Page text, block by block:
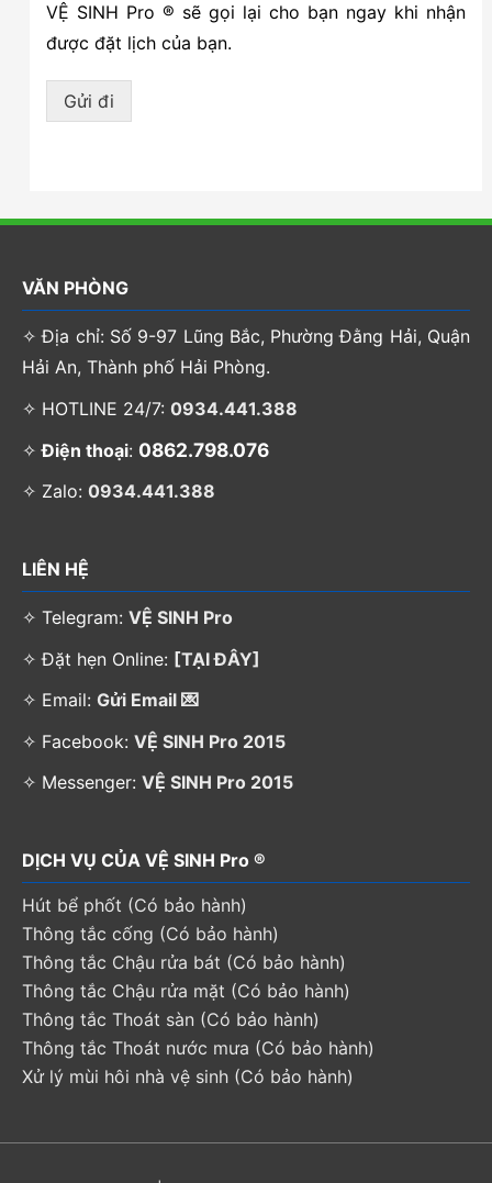
VỆ SINH Pro ® sẽ gọi lại cho bạn ngay khi nhận
được đặt lịch của bạn.
Gửi đi
VĂN PHÒNG
✧ Địa chỉ: Số 9-97 Lũng Bắc, Phường Đằng Hải, Quận
Hải An, Thành phố Hải Phòng.
✧ HOTLINE 24/7: 0934.441.388
✧Điện thoại: 0862.798.076
✧ Zalo: 0934.441.388
LIÊN HỆ
✧ Telegram: VỆ SINH Pro
✧ Đặt hẹn Online: [TẠI ĐÂY]
✧ Email: Gửi Email 💌
✧ Facebook: VỆ SINH Pro 2015
✧ Messenger: VỆ SINH Pro 2015
DỊCH VỤ CỦA VỆ SINH Pro ®
Hút bể phốt (Có bảo hành)
Thông tắc cống (Có bảo hành)
Thông tắc Chậu rửa bát (Có bảo hành)
Thông tắc Chậu rửa mặt (Có bảo hành)
Thông tắc Thoát sàn (Có bảo hành)
Thông tắc Thoát nước mưa (Có bảo hành)
Xử lý mùi hôi nhà vệ sinh (Có bảo hành)